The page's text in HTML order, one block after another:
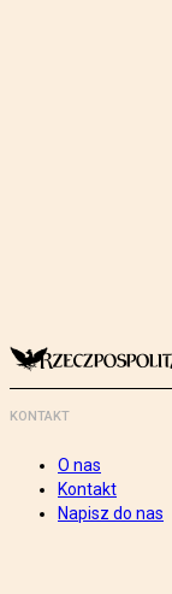
KONTAKT
O nas
Kontakt
Napisz do nas